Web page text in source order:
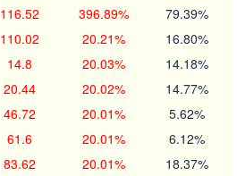
116.52 396.89% 79.39%
110.02 20.21% 16.80%
14.8 20.03% 14.18%
20.44 20.02% 14.77%
46.72 20.01% 5.62%
61.6 20.01% 6.12%
83.62 20.01% 18.37%